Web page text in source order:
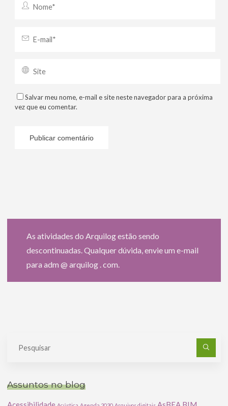
Salvar meu nome, e-mail e site neste navegador para a próxima
vez que eu comentar.
As atividades do Arquilog estão sendo
descontinuadas. Qualquer dúvida, envie um e-mail
para adm @ arquilog . com.
Assuntos no blog